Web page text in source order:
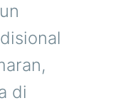
di